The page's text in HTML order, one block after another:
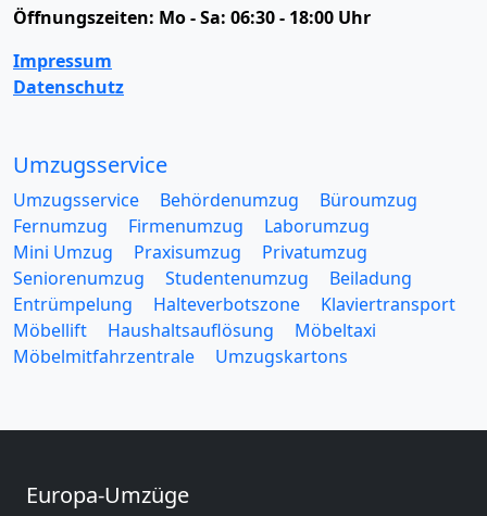
Öffnungszeiten: Mo - Sa: 06:30 - 18:00 Uhr
Impressum
Datenschutz
Umzugsservice
Umzugsservice Behördenumzug
Büroumzug
Fernumzug
Firmenumzug
Laborumzug
Mini Umzug
Praxisumzug
Privatumzug
Seniorenumzug
Studentenumzug
Beiladung
Entrümpelung
Halteverbotszone
Klaviertransport
Möbellift
Haushaltsauflösung
Möbeltaxi
Möbelmitfahrzentrale
Umzugskartons
Europa-Umzüge